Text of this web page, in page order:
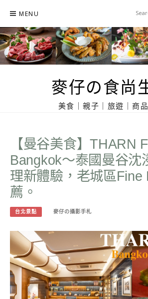
content
MENU
麥仔の食尚
美食｜親子｜旅遊｜商
【曼谷美食】THARN
Bangkok～泰國曼谷沈
理新體驗，老城區Fine
薦。
台北景點 麥仔の攝影手札